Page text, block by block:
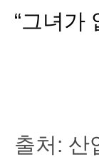
“그녀가
출처: 산